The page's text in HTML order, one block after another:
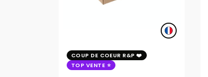
COUP DE COEUR R&P
TOP VENTE